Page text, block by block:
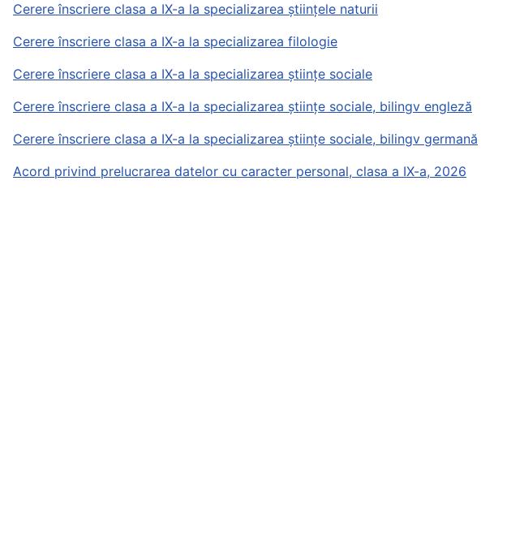
Cerere înscriere clasa a IX-a la specializarea științele naturii
Cerere înscriere clasa a IX-a la specializarea filologie
Cerere înscriere clasa a IX-a la specializarea științe sociale
Cerere înscriere clasa a IX-a la specializarea științe sociale, bilingv engleză
Cerere înscriere clasa a IX-a la specializarea științe sociale, bilingv germană
Acord privind prelucrarea datelor cu caracter personal, clasa a IX-a, 2026